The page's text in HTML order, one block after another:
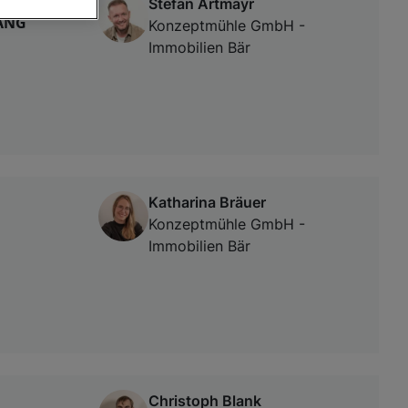
Konzeptmühle GmbH -
Immobilien Bär
Katharina Bräuer
Konzeptmühle GmbH -
Immobilien Bär
Christoph Blank
oder Zugriff